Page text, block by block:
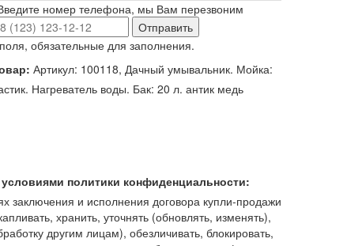
номер телефона, мы Вам перезвоним
Отправить
обязательные для заполнения.
Артикул: 100118, Дачный умывальник. Мойка:
Нагреватель воды. Бак: 20 л. антик медь
политики конфиденциальности:
и исполнения договора купли-продажи
хранить, уточнять (обновлять, изменять),
другим лицам), обезличивать, блокировать,